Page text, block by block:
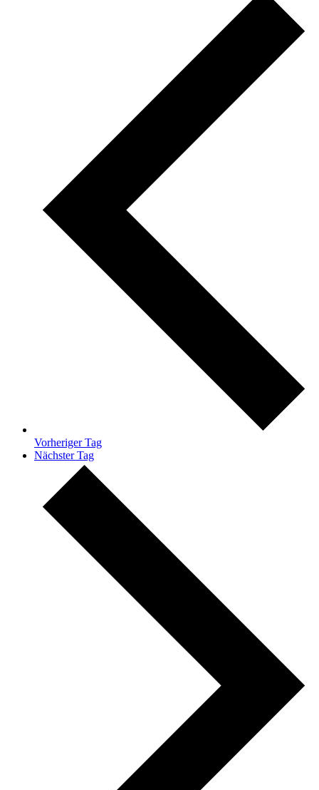
Vorheriger Tag
Nächster Tag